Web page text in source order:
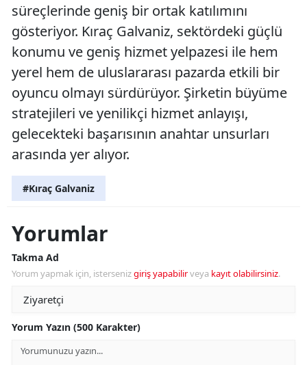
süreçlerinde geniş bir ortak katılımını
gösteriyor. Kıraç Galvaniz, sektördeki güçlü
konumu ve geniş hizmet yelpazesi ile hem
yerel hem de uluslararası pazarda etkili bir
oyuncu olmayı sürdürüyor. Şirketin büyüme
stratejileri ve yenilikçi hizmet anlayışı,
gelecekteki başarısının anahtar unsurları
arasında yer alıyor.
#Kıraç Galvaniz
Yorumlar
Takma Ad
Yorum yapmak için, istersenizgiriş yapabilirveya kayıt olabilirsiniz.
Yorum Yazın (500 Karakter)